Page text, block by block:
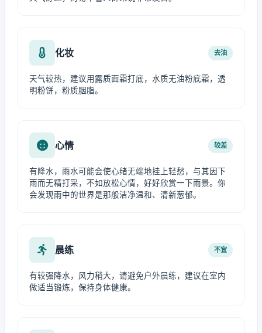
化妆 去油
天气较热，建议用露质面霜打底，水质无油粉底霜，透
明粉饼，粉质胭脂。
心情 较差
有降水，雨水可能会使心绪无端地挂上轻愁，与其因下
雨而无精打采，不如放松心情，好好欣赏一下雨景。你
会发现雨中的世界是那般洁净温和、清新葱郁。
晨练 不宜
有较强降水，风力稍大，请避免户外晨练，建议在室内
做适当锻炼，保持身体健康。